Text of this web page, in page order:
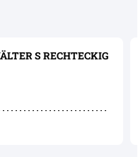
S RECHTECKIG